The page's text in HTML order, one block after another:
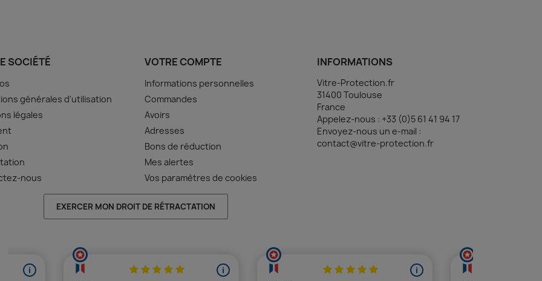
SOCIÉTÉ
générales d'utilisation
légales
nous
VOTRE COMPTE
Informations personnelles
Commandes
Avoirs
Adresses
Bons de réduction
Mes alertes
Vos paramètres de cookies
INFORMATIONS
Vitre-Protection.fr
31400 Toulouse
France
Appelez-nous : +33 (0)5 61 41 94 17
Envoyez-nous un e-mail :
contact@vitre-protection.fr
EXERCER MON DROIT DE RÉTRACTATION